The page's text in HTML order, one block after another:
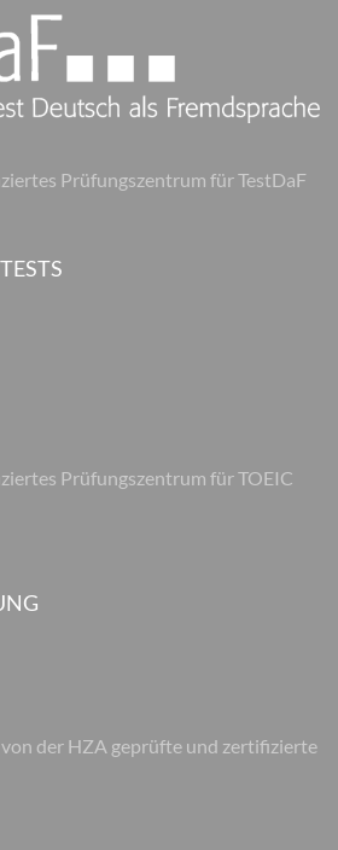
Prüfungszentrum für TestDaF
Prüfungszentrum für TOEIC
der HZA geprüfte und zertifizierte